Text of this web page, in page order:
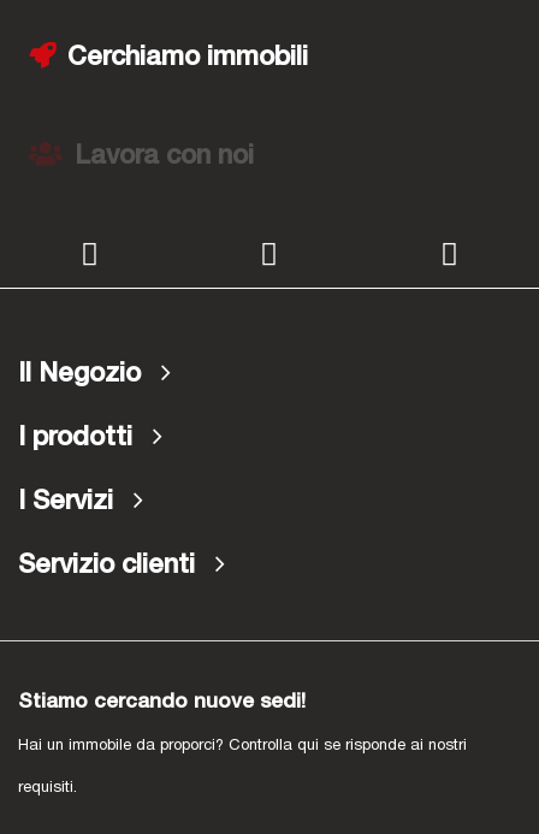
Cerchiamo immobili
Lavora con noi
Il Negozio
I prodotti
I Servizi
Servizio clienti
Stiamo cercando nuove sedi!
Hai un immobile da proporci? Controlla qui se risponde ai nostri
requisiti.